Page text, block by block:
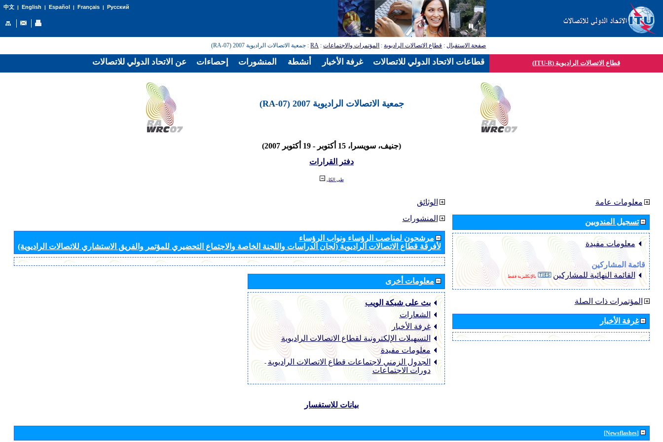
中文| English | Español | Français| Русский
صفحة الاستقبال: قطاع الاتصالات الراديوية: المؤتمرات والاجتماعات:
RA: جمعية الاتصالات الراديوية 2007 (RA-07)
قطاع الاتصالات الراديوية (ITU-R)
جمعية الاتصالات الراديوية 2007 (RA-07)
(جنيف، سويسرا، 15 أكتوبر - 19 أكتوبر 2007)
دفتر القرارات
طي الكل
الوثائق
المنشورات
مرشحون لمناصب الرؤساء ونواب الرؤساء
لأفرقة قطاع الاتصالات الراديوية (لجان الدراسات واللجنة الخاصة والاجتماع التحضيري للمؤتمر والفريق الاستشاري للاتصالات الراديوية)
معلومات أخرى
بث على شبكة الويب
الشعارات
غرفة الأخبار
التسهيلات الإلكترونية لقطاع الاتصالات الراديوية
معلومات مفيدة
الجدول الزمني لاجتماعات قطاع الاتصالات الراديوية -
دورات الاجتماعات
معلومات عامة
تسجيل المندوبين
معلومات مفيدة
قائمة المشاركين
القائمة النهائية للمشاركين
بالإنكليزية فقط
المؤتمرات ذات الصلة
غرفة الأخبار
بيانات للاستفسار
[Newsflashes]
عن الاتحاد الدولي للاتصالات إحصاءات المنشورات أنشطة غرفة الأخبار قطاعات الاتحاد الدولي للاتصالات